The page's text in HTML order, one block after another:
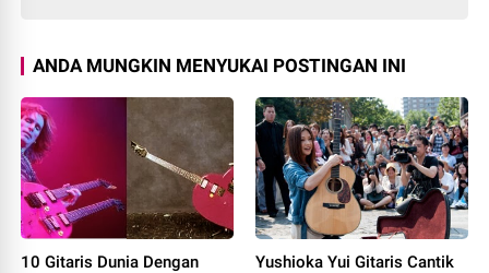
ANDA MUNGKIN MENYUKAI POSTINGAN INI
10 Gitaris Dunia Dengan
Yushioka Yui Gitaris Cantik